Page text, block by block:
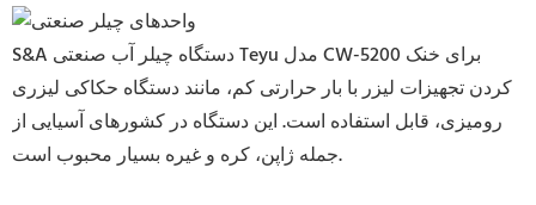
S&A دستگاه چیلر آب صنعتی Teyu مدل CW-5200 برای خنک
کردن تجهیزات لیزر با بار حرارتی کم، مانند دستگاه حکاکی لیزری
رومیزی، قابل استفاده است. این دستگاه در کشورهای آسیایی از
جمله ژاپن، کره و غیره بسیار محبوب است.